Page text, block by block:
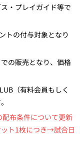
・プレイガイド等で
トの付与対象となり
の販売となり、価格
（有料会員もしく
布条件について更新
ト1枚につき→試合日